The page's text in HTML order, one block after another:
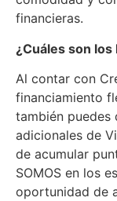
financieras.
¿Cuáles son
Al contar con
financiamiento
también
adicionales de
de acumular
SOMOS en los
oportunidad de